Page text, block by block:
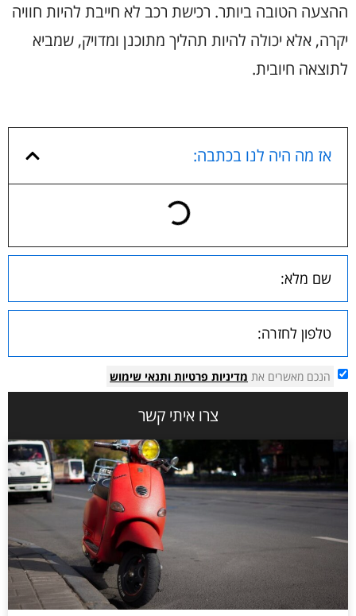
ההצעה הטובה ביותר. רכישת רכב לא חייבת להיות חוויה
יקרה, אלא יכולה להיות תהליך מתוכנן ומדויק, שמביא
לתוצאה חיובית.
אז מה היה לנו בכתבה:
הנכם מאשרים את מדיניות פרטיות ותנאי שימוש
צרו איתי קשר